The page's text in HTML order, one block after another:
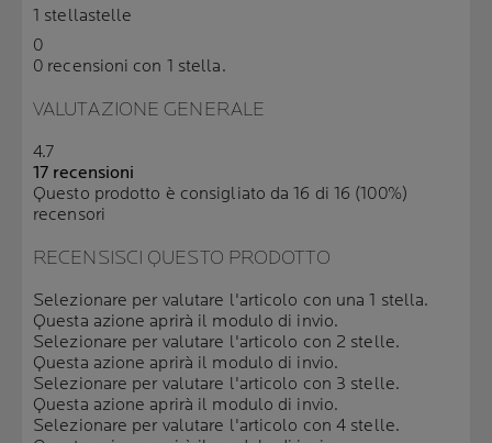
1 stellastelle
0
0 recensioni con 1 stella.
VALUTAZIONE GENERALE
4.7
17 recensioni
Questo prodotto è consigliato da 16 di 16 (100%)
recensori
RECENSISCI QUESTO PRODOTTO
Selezionare per valutare l'articolo con una 1 stella.
Questa azione aprirà il modulo di invio.
Selezionare per valutare l'articolo con 2 stelle.
Questa azione aprirà il modulo di invio.
Selezionare per valutare l'articolo con 3 stelle.
Questa azione aprirà il modulo di invio.
Selezionare per valutare l'articolo con 4 stelle.